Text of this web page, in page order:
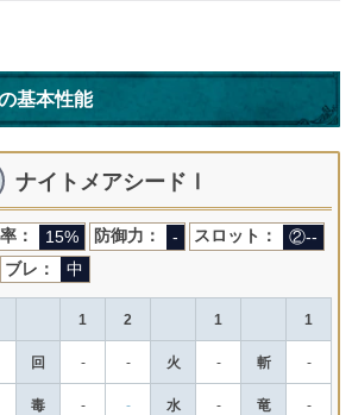
基本性能
ナイトメアシードⅠ
： 15% 防御力： - スロット：
②--
ブレ： 中
1 2 1 1
回 - - 火 - 斬 -
毒 - - 水 - 竜 -